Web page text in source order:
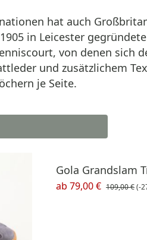
hat auch
in Leicester
von denen
und zusätzlichem
je Seite.
Gola Grandslam
ab 79,00 € 109,00 €(-